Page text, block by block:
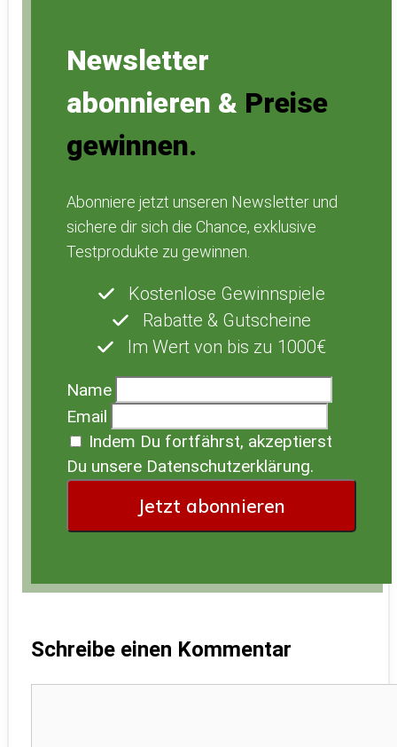
Newsletter
abonnieren & Preise
gewinnen.
Abonniere jetzt unseren Newsletter und
sichere dir sich die Chance, exklusive
Testprodukte zu gewinnen.
Kostenlose Gewinnspiele
Rabatte & Gutscheine
Im Wert von bis zu 1000€
Name
Email
Indem Du fortfährst, akzeptierst
Du unsere Datenschutzerklärung.
Schreibe einen Kommentar